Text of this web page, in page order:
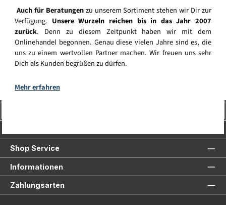
Auch für Beratungenzu unserem Sortiment stehen wir Dir zur
Verfügung. Unsere Wurzeln reichen bis in das Jahr 2007
zurück. Denn zu diesem Zeitpunkt haben wir mit dem
Onlinehandel begonnen. Genau diese vielen Jahre sind es, die
uns zu einem wertvollen Partner machen. Wir freuen uns sehr
Dich als Kunden begrüßen zu dürfen.
Mehr erfahren
Shop Service
Informationen
Zahlungsarten